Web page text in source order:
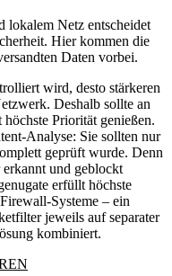
lokalem Netz entscheidet
Hier kommen die
Daten vorbei.
wird, desto stärkeren
Deshalb sollte an
Priorität genießen.
Analyse: Sie sollten nur
geprüft wurde. Denn
und geblockt
erfüllt höchste
Systeme – ein
jeweils auf separater
kombiniert.